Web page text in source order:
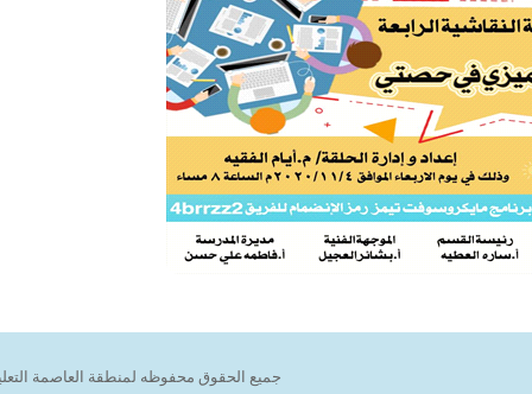
جميع الحقوق محفوظه لمنطقة العاصمة